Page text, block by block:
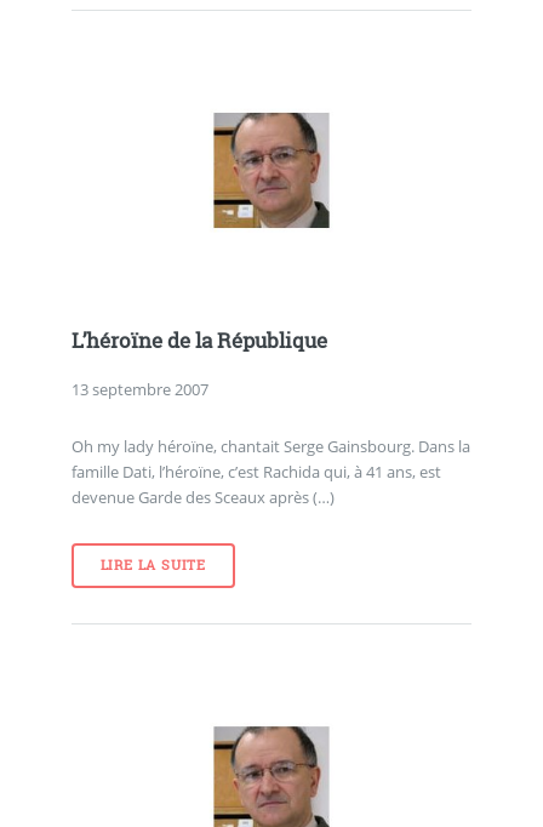
L’héroïne de la République
13 septembre 2007
Oh my lady héroïne, chantait Serge Gainsbourg. Dans la
famille Dati, l’héroïne, c’est Rachida qui, à 41 ans, est
devenue Garde des Sceaux après (…)
LIRE LA SUITE